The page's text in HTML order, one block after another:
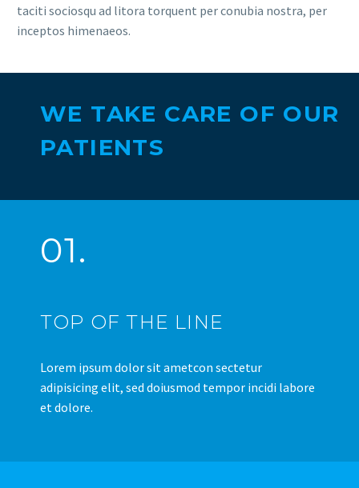
taciti sociosqu ad litora torquent per conubia nostra, per
inceptos himenaeos.
WE TAKE CARE OF OUR
PATIENTS
01.
TOP OF THE LINE
Lorem ipsum dolor sit ametcon sectetur
adipisicing elit, sed doiusmod tempor incidi labore
et dolore.